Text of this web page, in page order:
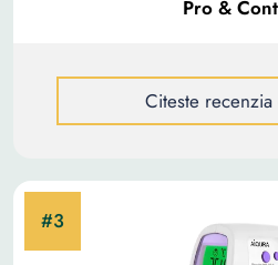
Citeste